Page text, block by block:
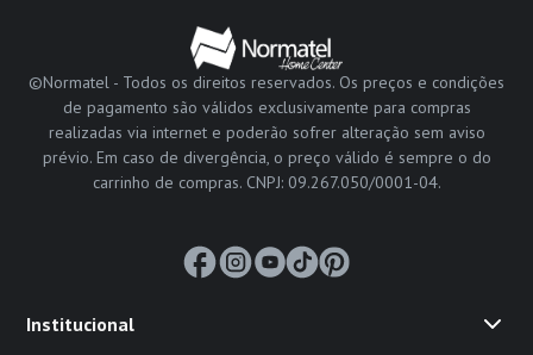
©Normatel - Todos os direitos reservados. Os preços e condições
de pagamento são válidos exclusivamente para compras
realizadas via internet e poderão sofrer alteração sem aviso
prévio. Em caso de divergência, o preço válido é sempre o do
carrinho de compras. CNPJ: 09.267.050/0001-04.
Institucional